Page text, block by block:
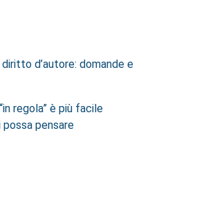
d’autore: domande e
regola” è più facile
possa pensare